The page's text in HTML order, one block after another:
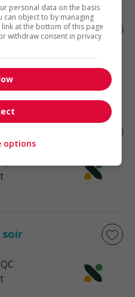
de totes de soir
de soir
soir
personal data on the basis
can object to by managing
at the bottom of this page
withdraw consent in privacy
options